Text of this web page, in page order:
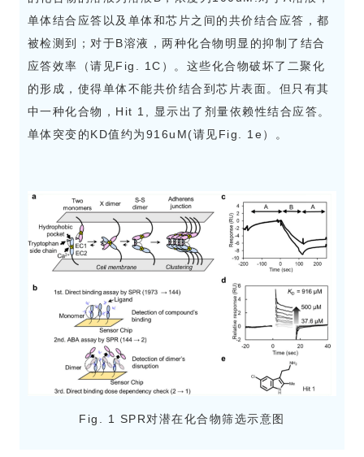
单体结合应答以及单体和芯片之间的共价结合应答，都
被检测到；对于B溶液，两种化合物明显的抑制了结合
应答效率（请见Fig. 1C）。这些化合物破坏了二聚化
的形成，使得单体不能共价结合到芯片表面。但只有其
中一种化合物，Hit 1, 显示出了剂量依赖性结合应答。
单体突变的KD值约为916uM(请见Fig. 1e）。
Fig. 1 SPR对潜在化合物筛选示意图